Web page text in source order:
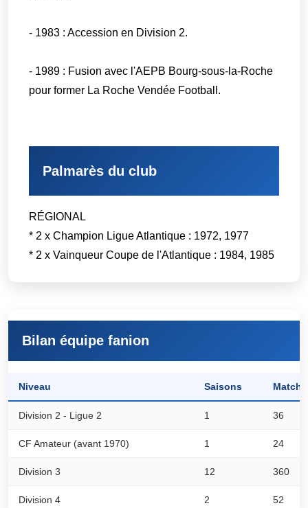
- 1983 : Accession en Division 2.
- 1989 : Fusion avec l'AEPB Bourg-sous-la-Roche
pour former La Roche Vendée Football.
Palmarès du club
RÉGIONAL
* 2 x Champion Ligue Atlantique : 1972, 1977
* 2 x Vainqueur Coupe de l'Atlantique : 1984, 1985
Bilan équipe fanion
Niveau Saisons Matchs
Division 2 - Ligue 2 1 36
CF Amateur (avant 1970) 1 24
Division 3 12 360
Division 4 2 52